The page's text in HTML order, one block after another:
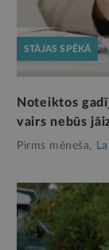
STĀJAS SPĒKĀ
Noteiktos
vairs nebūs
Pirms mēneša,